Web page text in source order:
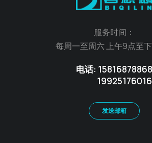
服务时间：
每周一至周六 上午9点至
电话: 15816878868
19925176016
发送邮箱